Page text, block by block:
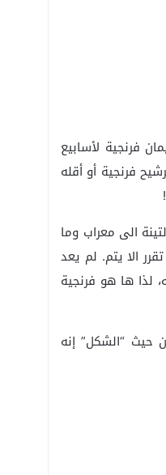
فرنجية لأسابيع
فرنجية أو أقله
الى معراب وما
الا يتم. لم يعد
لذا ها هو فرنجية
حيث “الشكل” إنه